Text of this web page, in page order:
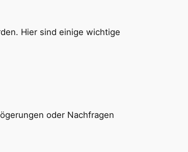
Hier sind einige wichtige
oder Nachfragen